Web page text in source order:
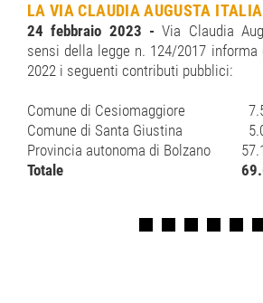
LA VIA CLAUDIA AUGUSTA
24 febbraio 2023 -Via Claudia
sensi della legge n. 124/2017 informa
2022 i seguenti contributi pubblici:
Comune di Cesiomaggiore
Comune di Santa Giustina
Provincia autonoma di Bolzano
Totale